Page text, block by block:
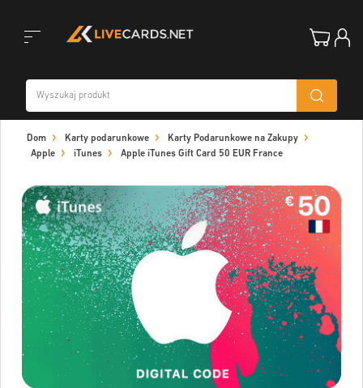
navigation
Dom Karty podarunkowe
Karty Podarunkowe na Zakupy
Apple
iTunes Apple iTunes Gift Card 50 EUR France